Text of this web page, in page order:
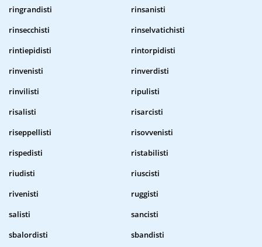
ringrandisti
rinsanisti
rinsecchisti
rinselvatichisti
rintiepidisti
rintorpidisti
rinvenisti
rinverdisti
rinvilisti
ripulisti
risalisti
risarcisti
riseppellisti
risovvenisti
rispedisti
ristabilisti
riudisti
riuscisti
rivenisti
ruggisti
salisti
sancisti
sbalordisti
sbandisti